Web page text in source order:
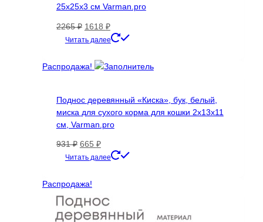
25х25х3 см Varman.pro
2265₽ Первоначальная
цена
2265 ₽.
1618 ₽Текущая
цена:
Читать далее
Распродажа!
Поднос деревянный «Киска», бук, белый,
миска для сухого корма для кошки 2х13х11
см, Varman.pro
931₽ Первоначальная
цена
931 ₽.
665 ₽Текущая
цена:
Читать далее
Распродажа!